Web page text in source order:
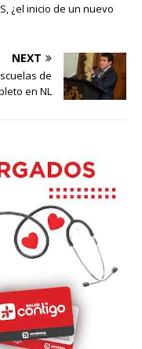
¿el inicio de un nuevo
NEXT
de
en NL